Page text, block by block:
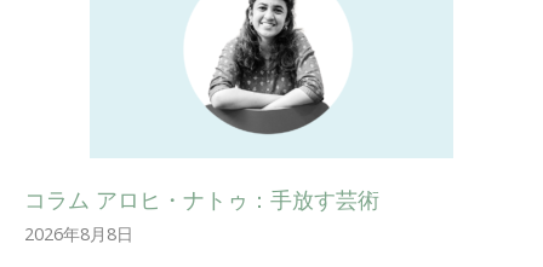
コラム アロヒ・ナトゥ：手放す芸術
2026年8月8日